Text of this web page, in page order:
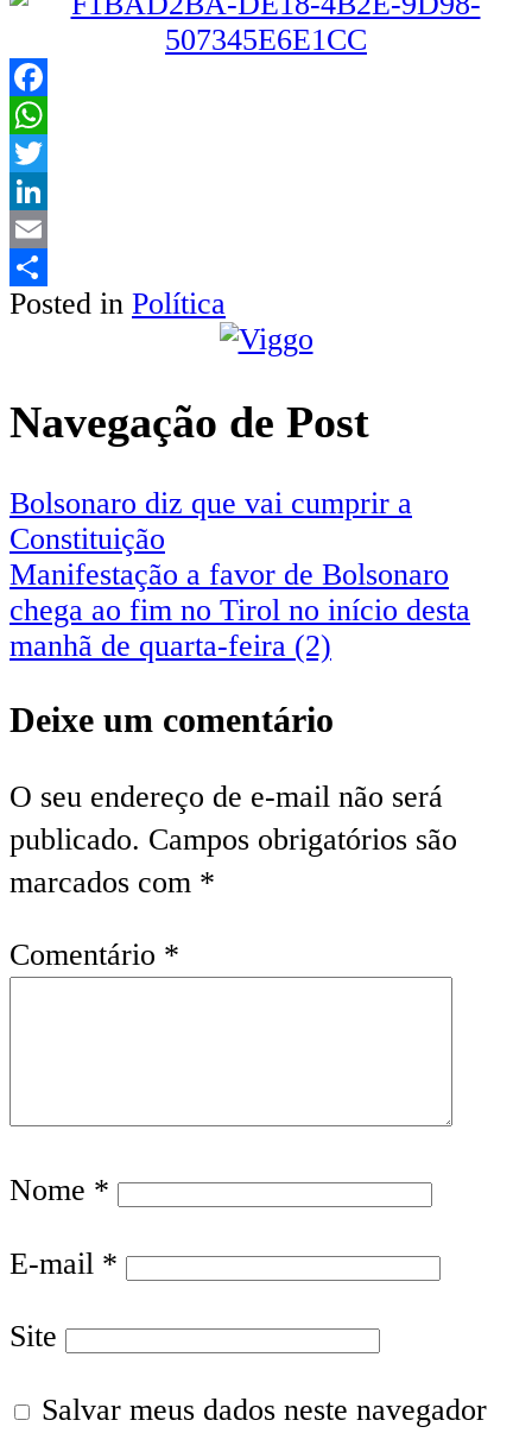
Facebook
WhatsApp
Twitter
LinkedIn
Email
Share
Posted in Política
Navegação de Post
Bolsonaro diz que vai cumprir a
Constituição
Manifestação a favor de Bolsonaro
chega ao fim no Tirol no início desta
manhã de quarta-feira (2)
Deixe um comentário
O seu endereço de e-mail não será
publicado. Campos obrigatórios são
marcados com *
Comentário *
Nome *
E-mail *
Site
Salvar meus dados neste navegador